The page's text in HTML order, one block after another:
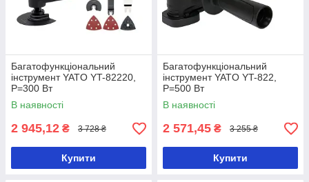
Багатофункціональний
інструмент YATO YT-82220,
P=300 Вт
В наявності
2 945,12 ₴ 3 728 ₴
Купити
Багатофункціональний
інструмент YATO YT-822,
P=500 Вт
В наявності
2 571,45 ₴ 3 255 ₴
Купити